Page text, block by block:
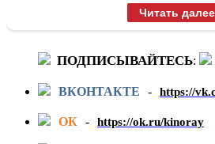
Читать далее
ПОДПИСЫВАЙТЕСЬ:
ВКОНТАКТЕ - https://
ОК - https://ok.ru/kinoray